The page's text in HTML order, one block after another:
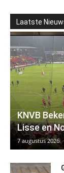
Laatste
KNVB
Lisse en
7 augustus 2026